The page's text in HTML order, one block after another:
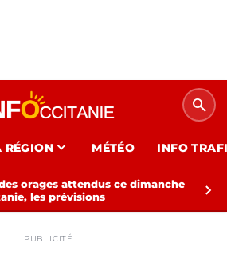
search
RÉGION expand_more MÉTÉO INFO
orages attendus ce dimanche
les prévisions
chevron_right
PUBLICITÉ